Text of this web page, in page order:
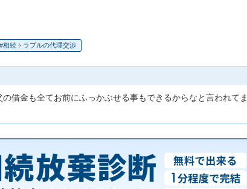
相続トラブルの代理交渉
借金も全てお前にふっかぶせる事もできるからなと言われてま